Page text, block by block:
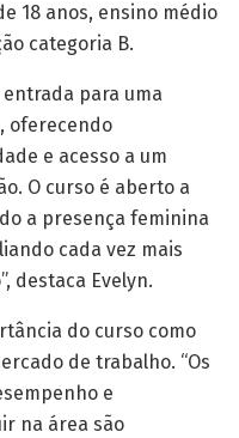
18 anos, ensino médio
categoria B.
para uma
oferecendo
e acesso a um
O curso é aberto a
a presença feminina
cada vez mais
destaca Evelyn.
do curso como
de trabalho. “Os
e
na área são